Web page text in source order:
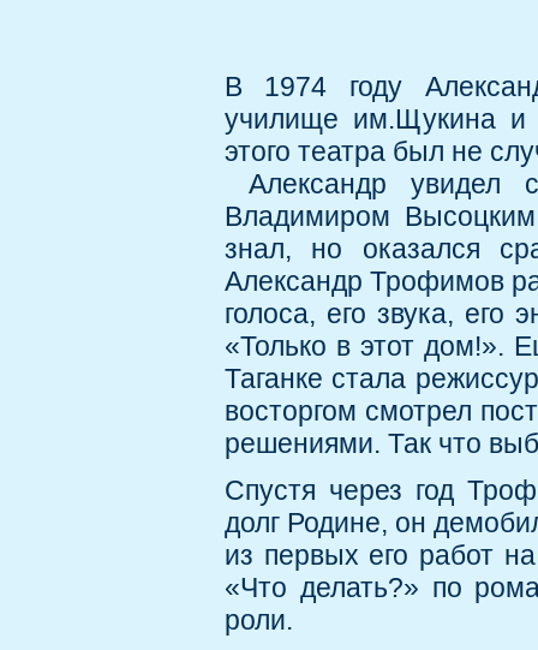
В 1974 году
училище им.Щукина и
этого театра был не
Александр увидел
Владимиром
знал, но оказался
Александр Трофимов
голоса, его звука, его
«Только в этот дом!».
Таганке стала
восторгом смотрел
решениями. Так что
Спустя через год
долг Родине, он
из первых его работ
«Что делать?» по
роли.